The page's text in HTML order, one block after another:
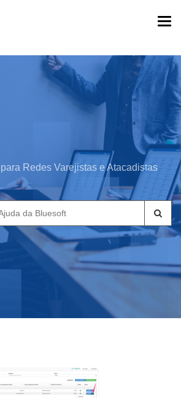
Redes Varejistas e Atacadistas